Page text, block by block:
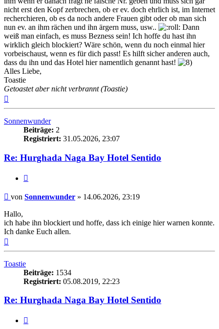
nicht erst den Kopf zerbrechen, ob er ev. doch ehrlich ist, im Internet
recherchieren, ob es da noch andere Frauen gibt oder ob man sich
nun ev. an ihm rächen und ihn ärgern muss, usw..
Dann
weiß man einfach, es muss Bezness sein! Ich hoffe du hast ihn
wirklich gleich blockiert? Wäre schön, wenn du noch einmal hier
vorbeischaust, wenn es für dich passt! Es hilft sicher anderen auch,
dass du ihn und das Hotel hier namentlich genannt hast!
Alles Liebe,
Toastie
Getoastet aber nicht verbrannt (Toastie)
Sonnenwunder
Beiträge: 2
Registriert: 31.05.2026, 23:07
Re: Hurghada Naga Bay Hotel Sentido
Beitrag
von Sonnenwunder » 14.06.2026, 23:19
Hallo,
ich habe ihn blockiert und hoffe, dass ich einige hier warnen konnte.
Ich danke Euch allen.
Toastie
Beiträge: 1534
Registriert: 05.08.2019, 22:23
Re: Hurghada Naga Bay Hotel Sentido